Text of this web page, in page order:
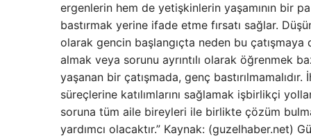
ergenlerin hem de yetişkinlerin yaşamının bir
bastırmak yerine ifade etme fırsatı sağlar.
olarak gencin başlangıçta neden bu
almak veya sorunu ayrıntılı olarak öğrenmek
yaşanan bir çatışmada, genç
süreçlerine katılımlarını sağlamak işbirlikçi
soruna tüm aile bireyleri ile birlikte çözüm
yardımcı olacaktır.” Kaynak: (guzelhaber.net)